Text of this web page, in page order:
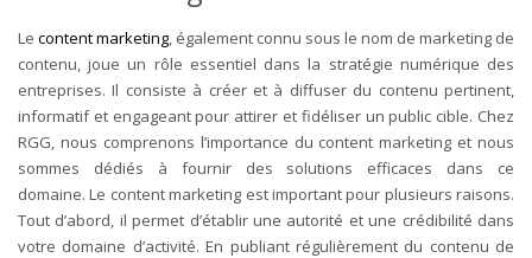
Le content marketing , également connu sous le nom de marketing de
contenu, joue un rôle essentiel dans la stratégie numérique des
entreprises. Il consiste à créer et à diffuser du contenu pertinent,
informatif et engageant pour attirer et fidéliser un public cible. Chez
RGG, nous comprenons l’importance du content marketing et nous
sommes dédiés à fournir des solutions efficaces dans ce
domaine.Le content marketing est important pour plusieurs raisons.
Tout d’abord, il permet d’établir une autorité et une crédibilité dans
votre domaine d’activité. En publiant régulièrement du contenu de